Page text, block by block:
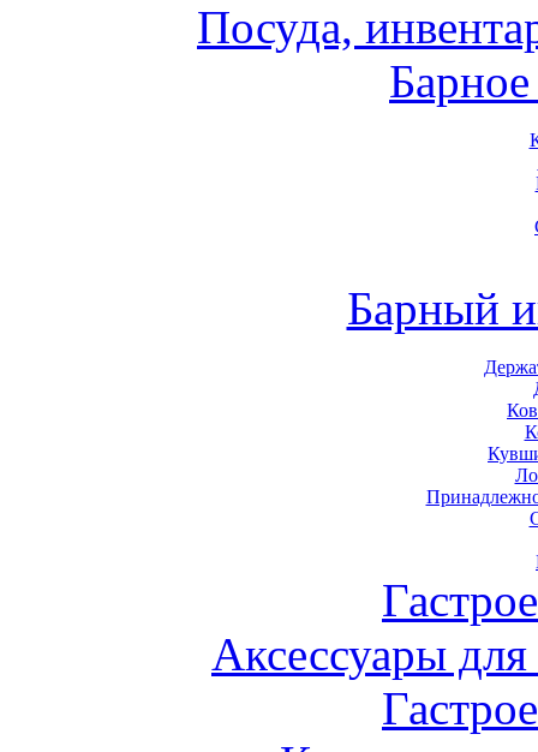
Посуда,
Барный
Аксессуары